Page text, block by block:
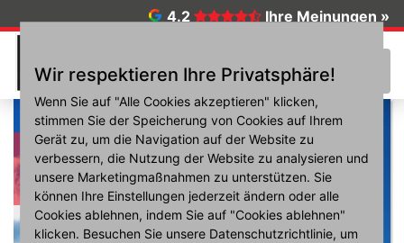
Wir respektieren Ihre Privatsphäre!
Wenn Sie auf "Alle Cookies akzeptieren" klicken,
stimmen Sie der Speicherung von Cookies auf Ihrem
Gerät zu, um die Navigation auf der Website zu
verbessern, die Nutzung der Website zu analysieren und
unsere Marketingmaßnahmen zu unterstützen. Sie
können Ihre Einstellungen jederzeit ändern oder alle
Cookies ablehnen, indem Sie auf "Cookies ablehnen"
klicken. Besuchen Sie unsere Datenschutzrichtlinie, um
4.2 Ihre Meinungen »
Reifen Keskin